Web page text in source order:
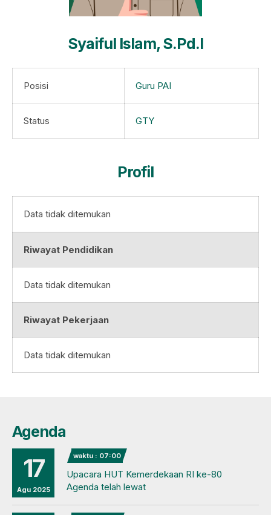
Syaiful Islam, S.Pd.I
Posisi Guru PAI
Status GTY
Profil
Data tidak ditemukan
Riwayat Pendidikan
Data tidak ditemukan
Riwayat Pekerjaan
Data tidak ditemukan
Agenda
17
Agu 2025
waktu : 07:00
Upacara HUT Kemerdekaan RI ke-80
Agenda telah lewat